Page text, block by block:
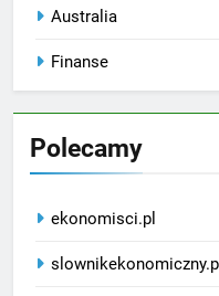
Australia
Finanse
Polecamy
ekonomisci.pl
slownikekonomiczny.pl